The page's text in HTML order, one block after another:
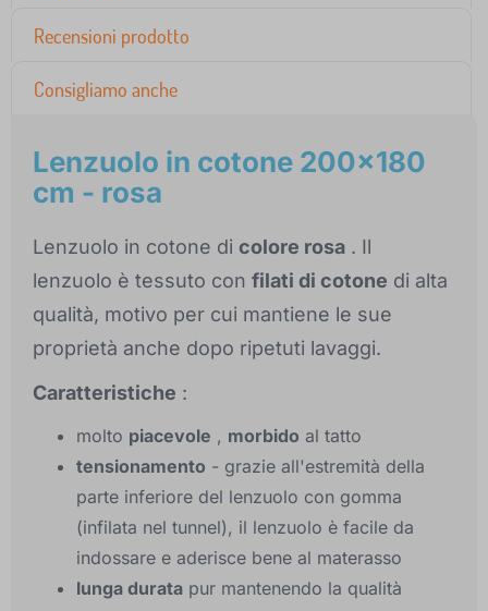
Recensioni prodotto
Consigliamo anche
Lenzuolo in cotone 200x180
cm - rosa
Lenzuolo in cotone di colore rosa . Il
lenzuolo è tessuto con filati di cotone di alta
qualità, motivo per cui mantiene le sue
proprietà anche dopo ripetuti lavaggi.
Caratteristiche :
molto piacevole , morbido al tatto
tensionamento - grazie all'estremità della
parte inferiore del lenzuolo con gomma
(infilata nel tunnel), il lenzuolo è facile da
indossare e aderisce bene al materasso
lunga durata pur mantenendo la qualità